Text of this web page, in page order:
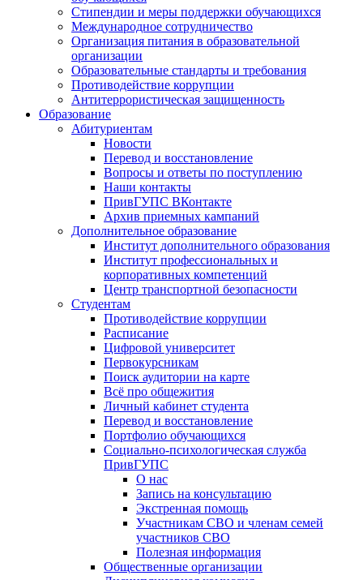
Стипендии и меры поддержки обучающихся
Международное сотрудничество
Организация питания в образовательной
организации
Образовательные стандарты и требования
Противодействие коррупции
Антитеррористическая защищенность
Образование
Абитуриентам
Новости
Перевод и восстановление
Вопросы и ответы по поступлению
Наши контакты
ПривГУПС ВКонтакте
Архив приемных кампаний
Дополнительное образование
Институт дополнительного образования
Институт профессиональных и
корпоративных компетенций
Центр транспортной безопасности
Студентам
Противодействие коррупции
Расписание
Цифровой университет
Первокурсникам
Поиск аудитории на карте
Всё про общежития
Личный кабинет студента
Перевод и восстановление
Портфолио обучающихся
Социально-психологическая служба
ПривГУПС
О нас
Запись на консультацию
Экстренная помощь
Участникам СВО и членам семей
участников СВО
Полезная информация
Общественные организации